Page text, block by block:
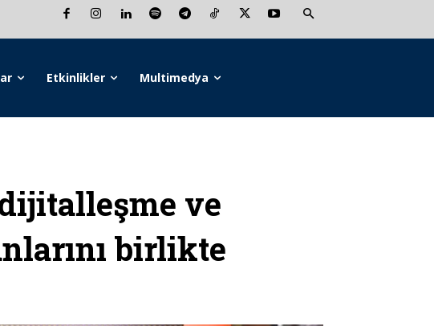
Etkinlikler Multimedya
ve
birlikte